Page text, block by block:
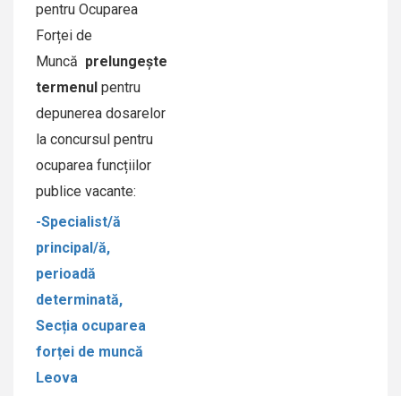
pentru Ocuparea
Forței de
Muncă prelungește
termenul pentru
depunerea dosarelor
la concursul pentru
ocuparea funcțiilor
publice vacante:
-Specialist/ă
principal/ă,
perioadă
determinată,
Secția ocuparea
forței de muncă
Leova